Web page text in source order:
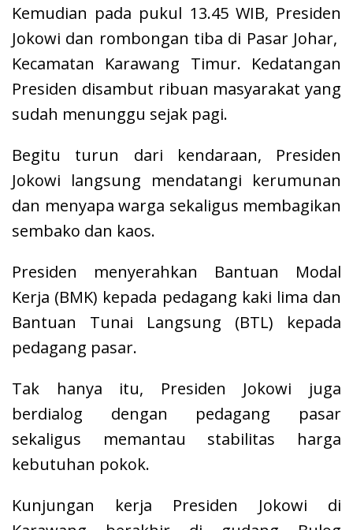
Kemudian pada pukul 13.45 WIB, Presiden
Jokowi dan rombongan tiba di Pasar Johar,
Kecamatan Karawang Timur. Kedatangan
Presiden disambut ribuan masyarakat yang
sudah menunggu sejak pagi.
Begitu turun dari kendaraan, Presiden
Jokowi langsung mendatangi kerumunan
dan menyapa warga sekaligus membagikan
sembako dan kaos.
Presiden menyerahkan Bantuan Modal
Kerja (BMK) kepada pedagang kaki lima dan
Bantuan Tunai Langsung (BTL) kepada
pedagang pasar.
Tak hanya itu, Presiden Jokowi juga
berdialog dengan pedagang pasar
sekaligus memantau stabilitas harga
kebutuhan pokok.
Kunjungan kerja Presiden Jokowi di